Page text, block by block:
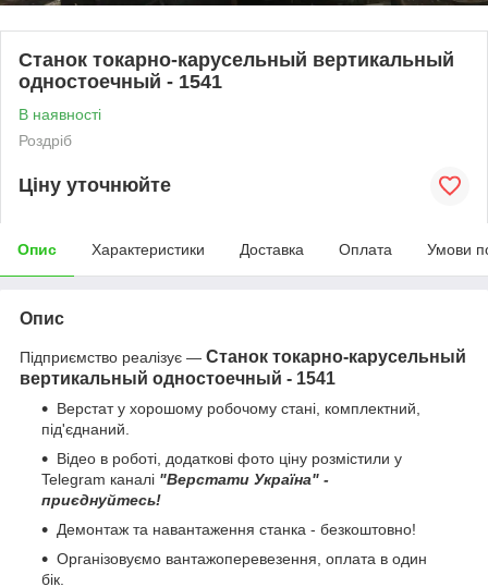
Станок токарно-карусельный вертикальный
одностоечный - 1541
В наявності
Роздріб
Ціну уточнюйте
Опис Характеристики Доставка Оплата Умови
Опис
Підприємство реалізує — Станок токарно-карусельный
вертикальный одностоечный - 1541
Верстат у хорошому робочому стані, комплектний,
під'єднаний.
Відео в роботі, додаткові фото ціну розмістили у
Telegram каналі "Верстати Україна" -
приєднуйтесь!
Демонтаж та навантаження станка - безкоштовно!
Організовуємо вантажоперевезення, оплата в один
бік.